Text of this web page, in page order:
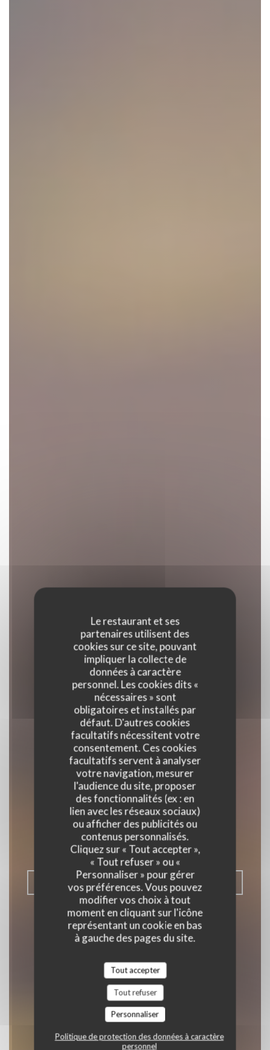
Le restaurant et ses
partenaires utilisent des
cookies sur ce site, pouvant
impliquer la collecte de
données à caractère
personnel. Les cookies dits «
nécessaires » sont
obligatoires et installés par
défaut. D'autres cookies
facultatifs nécessitent votre
consentement. Ces cookies
facultatifs servent à analyser
votre navigation, mesurer
l'audience du site, proposer
des fonctionnalités (ex : en
lien avec les réseaux sociaux)
ou afficher des publicités ou
contenus personnalisés.
Cliquez sur « Tout accepter »,
« Tout refuser » ou «
Personnaliser » pour gérer
vos préférences. Vous pouvez
modifier vos choix à tout
moment en cliquant sur l'icône
représentant un cookie en bas
à gauche des pages du site.
Tout accepter
Tout refuser
Personnaliser
Politique de protection des données à caractère
personnel
Epilogue
BISTROT / CUISINE FRANÇAISE /
TERRASSE|ASNIÈRES-SUR-SEINE
RÉSERVER